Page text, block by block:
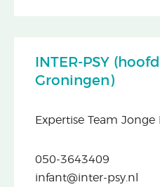
INTER-PSY
Groningen)
Expertise Team
050-3643409
infant@inter-psy.nl